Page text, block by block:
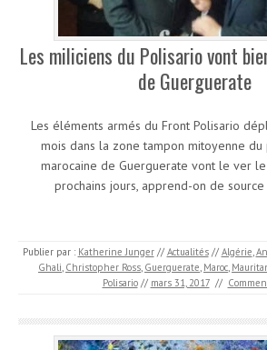
Les miliciens du Polisario vont
de Guerguerate
Les éléments armés du Front Polisario
mois dans la zone tampon mitoyenne
marocaine de Guerguerate vont le ver
prochains jours, apprend-on de
Publier par : Katherine Junger // Actualités // Algérie,
Ghali, Christopher Ross, Guerguerate, Maroc,
Polisario // mars 31, 2017 //